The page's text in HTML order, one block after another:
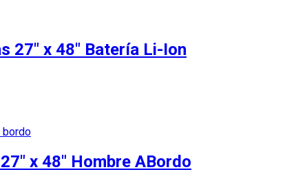
27″ x 48″ Batería Li-Ion
x 48″ Hombre ABordo